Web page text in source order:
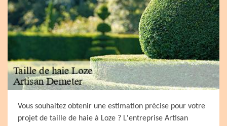
Vous souhaitez obtenir une estimation précise pour votre
projet de taille de haie à Loze ? L'entreprise Artisan